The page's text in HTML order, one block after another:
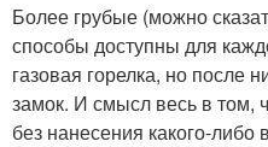
Более грубые (можно
способы доступны для
газовая горелка, но после
замок. И смысл весь в том,
без нанесения какого-либо